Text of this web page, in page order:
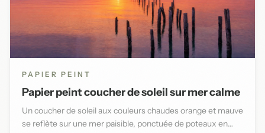
PAPIER PEINT
Papier peint coucher de soleil sur mer calme
Un coucher de soleil aux couleurs chaudes orange et mauve
se reflète sur une mer paisible, ponctuée de poteaux en